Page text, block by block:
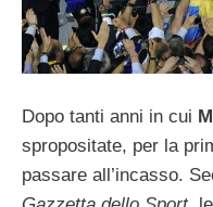
Dopo tanti anni in cui
spropositate, per la
passare all’incasso.